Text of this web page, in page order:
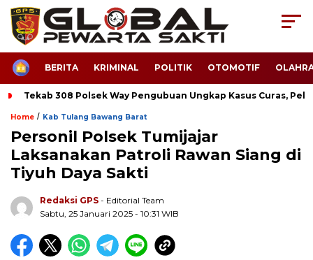
HOMEBERITA KRIMINAL POLITIK OTOMOTIF
Tekab 308 Polsek Way Pengubuan Ungkap Kasus Curas,
Home / Kab Tulang Bawang Barat
Personil Polsek Tumijajar
Laksanakan Patroli Rawan Siang di
Tiyuh Daya Sakti
Redaksi GPS - Editorial Team
Sabtu, 25 Januari 2025 - 10:31 WIB